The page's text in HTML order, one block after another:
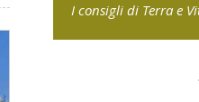
I consigli di Terra e